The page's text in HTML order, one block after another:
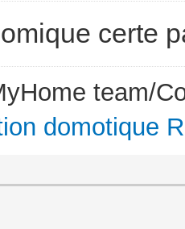
certe
team/
domotique